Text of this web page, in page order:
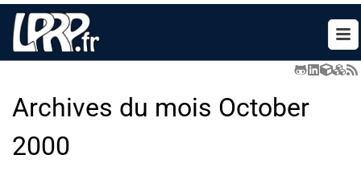
Archives du mois October
2000